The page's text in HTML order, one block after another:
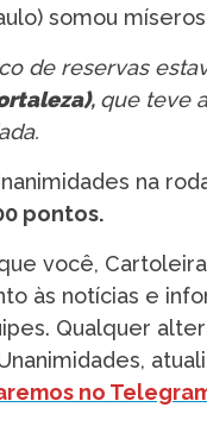
somou
de reservas
, que teve
na
pontos.
você,
às notícias e
Qualquer
no